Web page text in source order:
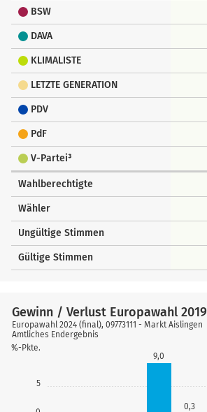
BSW
DAVA
KLIMALISTE
LETZTE GENERATION
PDV
PdF
V-Partei³
Wahlberechtigte
Wähler
Ungültige Stimmen
Gültige Stimmen
5
%-Pkte.
9,0
0,3
Gewinn / Verlust Europawahl 2019
Europawahl 2024 (final), 09773111 - Markt Aislingen
Amtliches Endergebnis